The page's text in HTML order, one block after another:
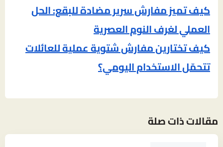
كيف تميز مفارش سرير مضادة للبقع: الحل
العملي لغرف النوم العصرية
كيف تختارين مفارش شتوية عملية للعائلات
تتحمّل الاستخدام اليومي؟
مقالات ذات صلة